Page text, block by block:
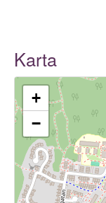
Karta
+
−